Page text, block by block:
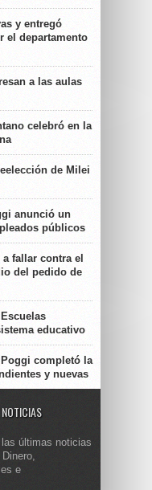
y entregó
el departamento
a las aulas
celebró en la
de Milei
anunció un
públicos
fallar contra el
del pedido de
educativo
completó la
y nuevas
últimas noticias
e